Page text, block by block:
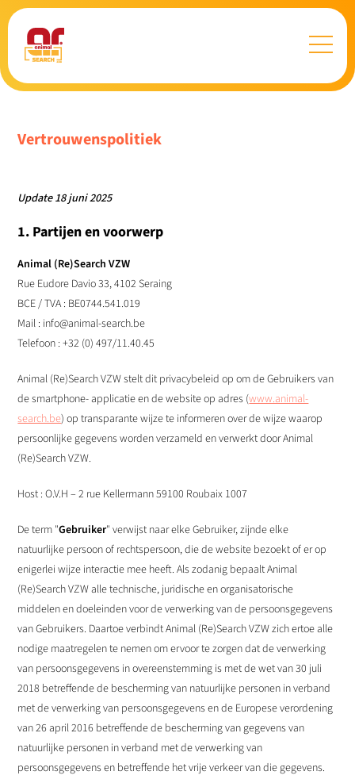
Vertrouwenspolitiek
Update 18 juni 2025
1. Partijen en voorwerp
Animal (Re)Search VZW
Rue Eudore Davio 33, 4102 Seraing
BCE / TVA : BE0744.541.019
Mail : info@animal-search.be
Telefoon : +32 (0) 497/11.40.45
Animal (Re)Search VZW stelt dit privacybeleid op om de Gebruikers van
de smartphone- applicatie en de website op adres (www.animal-
search.be) op transparante wijze te informeren over de wijze waarop
persoonlijke gegevens worden verzameld en verwerkt door Animal
(Re)Search VZW.
Host : O.V.H – 2 rue Kellermann 59100 Roubaix 1007
De term "Gebruiker" verwijst naar elke Gebruiker, zijnde elke
natuurlijke persoon of rechtspersoon, die de website bezoekt of er op
enigerlei wijze interactie mee heeft. Als zodanig bepaalt Animal
(Re)Search VZW alle technische, juridische en organisatorische
middelen en doeleinden voor de verwerking van de persoonsgegevens
van Gebruikers. Daartoe verbindt Animal (Re)Search VZW zich ertoe alle
nodige maatregelen te nemen om ervoor te zorgen dat de verwerking
van persoonsgegevens in overeenstemming is met de wet van 30 juli
2018 betreffende de bescherming van natuurlijke personen in verband
met de verwerking van persoonsgegevens en de Europese verordening
van 26 april 2016 betreffende de bescherming van gegevens van
natuurlijke personen in verband met de verwerking van
persoonsgegevens en betreffende het vrije verkeer van die gegevens.